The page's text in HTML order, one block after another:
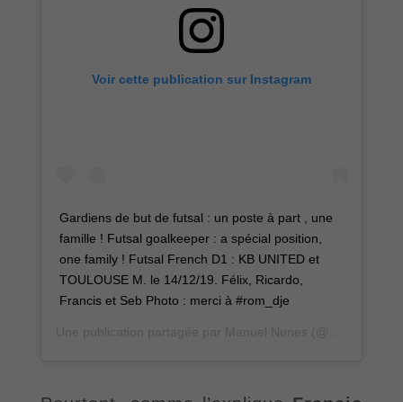
Voir cette publication sur Instagram
Gardiens de but de futsal : un poste à part , une
famille ! Futsal goalkeeper : a spécial position,
one family ! Futsal French D1 : KB UNITED et
TOULOUSE M. le 14/12/19. Félix, Ricardo,
Francis et Seb Photo : merci à #rom_dje